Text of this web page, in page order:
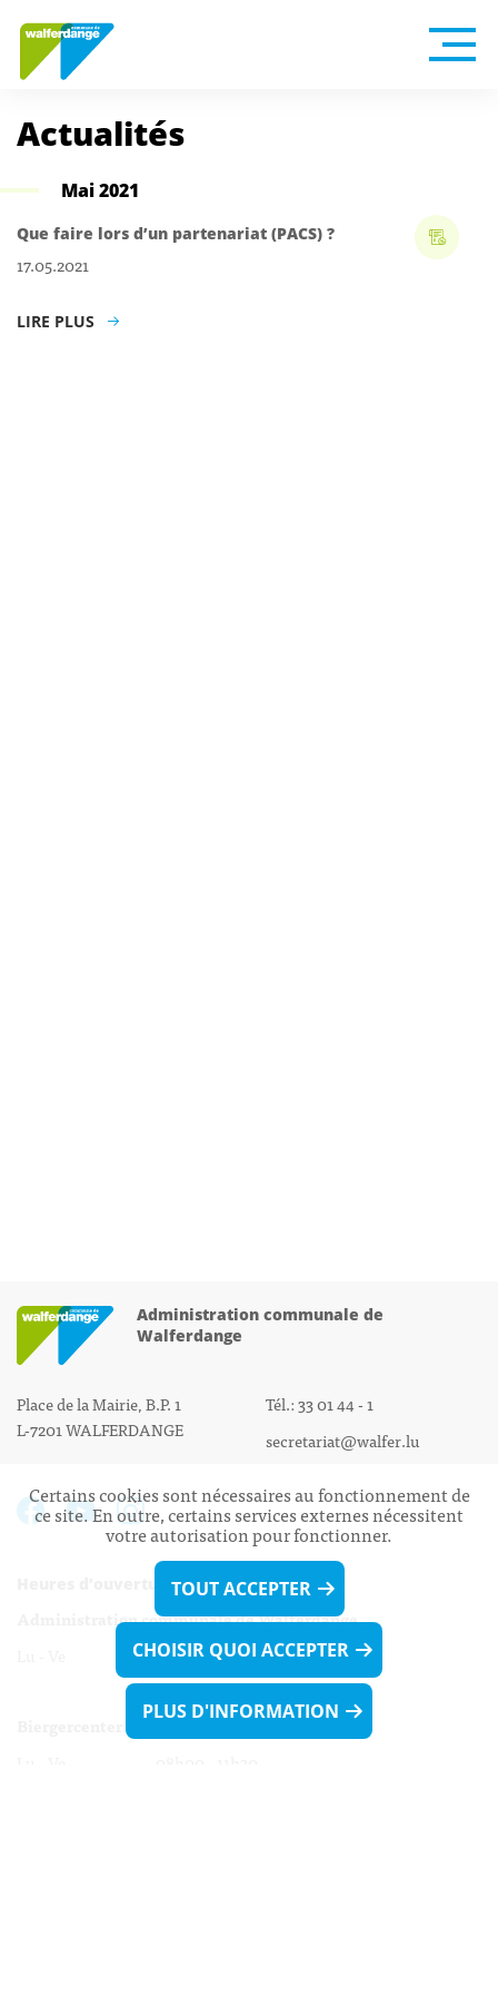
Actualités
Mai 2021
Que faire lors d’un partenariat (PACS) ?
17.05.2021
LIRE PLUS
Administration communale de
Walferdange
Place de la Mairie, B.P. 1
L-7201 WALFERDANGE
Tél.: 33 01 44 - 1
secretariat@walfer.lu
Heures d’ouverture:
Administration communale de Walferdange
Lu - Ve 08h00 - 11h30
13h30 - 16h00
Certains cookies sont nécessaires au fonctionnement de
ce site. En outre, certains services externes nécessitent
votre autorisation pour fonctionner.
TOUT ACCEPTER
CHOISIR QUOI ACCEPTER
PLUS D'INFORMATION